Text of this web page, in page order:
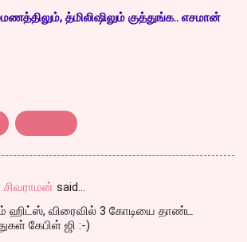
த்மிலிஷிலும் குத்துங்க.. எசமான்
said…
ஹிட்ஸ், விரைவில் 3 கோடியை தாண்ட
கேபிள் ஜி :-)